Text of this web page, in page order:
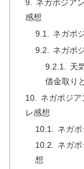
ネガポジア
感想
ネガポ
ネガポ
天
借金取り
ネガポジ
レ感想
ネガ
ネガ
想